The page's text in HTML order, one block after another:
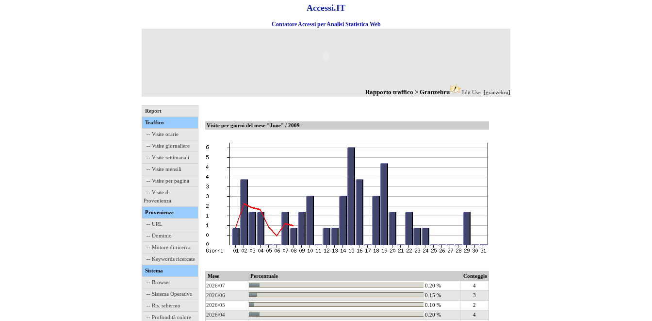
Accessi.IT
Contatore Accessi per Analisi Statistica Web
Rapporto traffico > Granzebru Edit User [granzebru]
Report
Traffico
-- Visite orarie
-- Visite giornaliere
-- Visite settimanali
-- Visite mensili
-- Visite per pagina
-- Visite di
Provenienza
Provenienze
-- URL
-- Dominio
-- Motore di ricerca
-- Keywords ricercate
Sistema
-- Browser
-- Sistema Operativo
-- Ris. schermo
-- Profondità colore
Visite per giorni del mese "June" / 2009
Mese Percentuale
Conteggio
2026/07
0.20 %
4
2026/06
0.15 %
3
2026/05
0.10 %
2
2026/04
0.20 %
4